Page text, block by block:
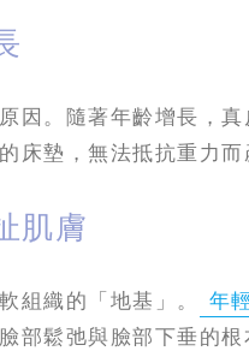
因。隨著年齡增長，真
床墊，無法抵抗重力而
肌膚
組織的「地基」。 年輕
部鬆弛與臉部下垂的根